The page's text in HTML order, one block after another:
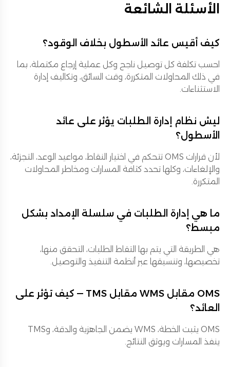
الأسئلة الشائعة
كيف أقيس عائد الأسطول بخلاف الوقود؟
احسب تكلفة كل توصيل ناجح وكل عملية إرجاع مكتملة، بما
في ذلك المحاولات المتكررة، وقت السائق، وتكاليف إدارة
الاستثناءات.
ليش نظام إدارة الطلبات يؤثر على عائد
الأسطول؟
لأن قرارات OMS تتحكم في اختيار النقاط، مواعيد الوعد، التجزئة،
والإلغاءات، وكلها تحدد كثافة المسارات ومخاطر المحاولات
المتكررة.
ما هي إدارة الطلبات في سلسلة الإمداد بشكل
مبسط؟
هي الطريقة التي يتم بها التقاط الطلبات، التحقق منها،
تخصيصها، وتنسيقها عبر أنظمة التنفيذ والتوصيل.
OMS مقابل WMS مقابل TMS — كيف تؤثر على
العائد؟
OMS يثبت الخطة، WMS يضمن الجاهزية والدقة، وTMS
ينفذ المسارات ويوثق النتائج.